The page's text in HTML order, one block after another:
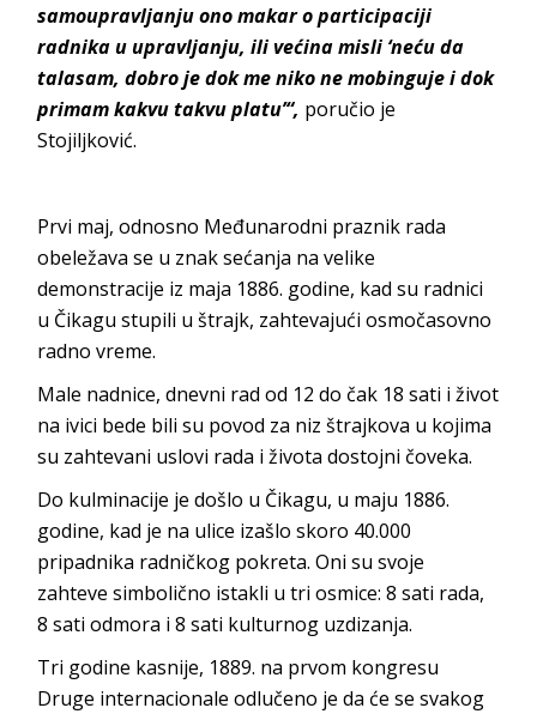
samoupravljanju ono makar o participaciji
radnika u upravljanju, ili većina misli ‘neću da
talasam, dobro je dok me niko ne mobinguje i dok
primam kakvu takvu platu’“, poručio je
Stojiljković.
Prvi maj, odnosno Međunarodni praznik rada
obeležava se u znak sećanja na velike
demonstracije iz maja 1886. godine, kad su radnici
u Čikagu stupili u štrajk, zahtevajući osmočasovno
radno vreme.
Male nadnice, dnevni rad od 12 do čak 18 sati i život
na ivici bede bili su povod za niz štrajkova u kojima
su zahtevani uslovi rada i života dostojni čoveka.
Do kulminacije je došlo u Čikagu, u maju 1886.
godine, kad je na ulice izašlo skoro 40.000
pripadnika radničkog pokreta. Oni su svoje
zahteve simbolično istakli u tri osmice: 8 sati rada,
8 sati odmora i 8 sati kulturnog uzdizanja.
Tri godine kasnije, 1889. na prvom kongresu
Druge internacionale odlučeno je da će se svakog